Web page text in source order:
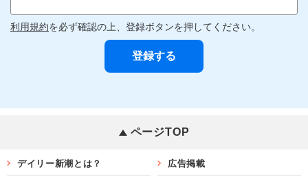
利用規約を必ず確認の上、登録ボタンを押してください。
ページTOP
デイリー新潮とは？ 広告掲載